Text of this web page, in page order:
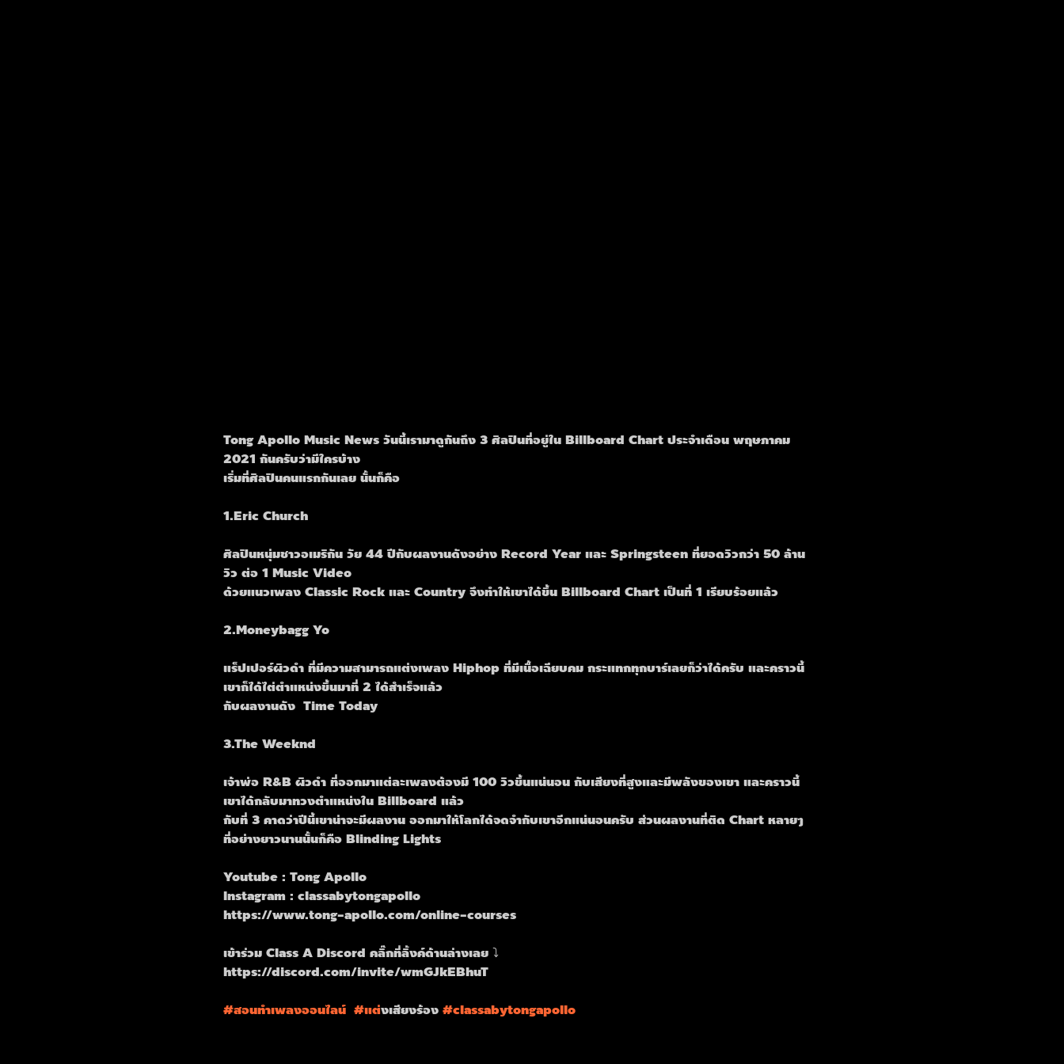
Tong Apollo Music News วันนี้เรามาดูกันถึง 3 ศิลปินที่อยู่ใน Billboard Chart ประจำเดือน พฤษภาคม
2021 กันครับว่ามีใครบ้าง
เริ่มที่ศิลปินคนแรกกันเลย นั้นก็คือ
1.Eric Church
ศิลปินหนุ่มชาวอเมริกัน วัย 44 ปีกับผลงานดังอย่าง Record Year และ Springsteen ที่ยอดวิวกว่า 50 ล้าน
วิว ต่อ 1 Music Video
ด้วยแนวเพลง Classic Rock และ Country จึงทำให้เขาได้ขึ้น Billboard Chart เป็นที่ 1 เรียบร้อยแล้ว
2.Moneybagg Yo
แร็ปเปอร์ผิวดำ ที่มีความสามารถแต่งเพลง Hiphop ที่มีเนื้อเฉียบคม กระแทกทุกบาร์เลยก็ว่าได้ครับ และคราวนี้
เขาก็ได้ไต่ตำแหน่งขึ้นมาที่ 2 ได้สำเร็จแล้ว
กับผลงานดัง  Time Today
3.The Weeknd
เจ้าพ่อ R&B ผิวดำ ที่ออกมาแต่ละเพลงต้องมี 100 วิวขึ้นแน่นอน กับเสียงที่สูงและมีพลังของเขา และคราวนี้
เขาได้กลับมาทวงตำแหน่งใน Billboard แล้ว
กับที่ 3 คาดว่าปีนี้เขาน่าจะมีผลงาน ออกมาให้โลกได้จดจำกับเขาอีกแน่นอนครับ ส่วนผลงานที่ติด Chart หลายๆ
ที่อย่างยาวนานนั้นก็คือ Blinding Lights
Youtube : Tong Apollo
Instagram : classabytongapollo
https://www.tong-apollo.com/online-courses
เข้าร่วม Class A Discord คลิ๊กที่ลิ้งค์ด้านล่างเลย ⤵️
https://discord.com/invite/wmGJkEBhuT
#สอนทำเพลงออนไลน #แต่งเสียงร้อง #classabytongapollo